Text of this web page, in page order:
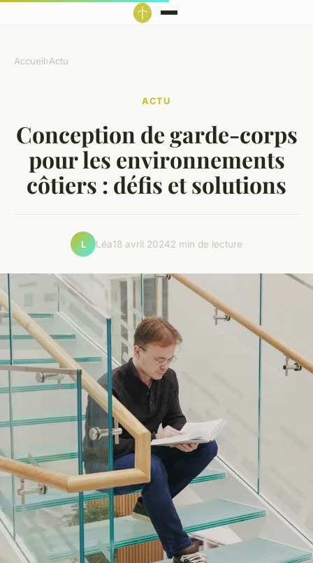
Accueil›Actu
ACTU
Conception de garde-corps
pour les environnements
côtiers : défis et solutions
L Léa18 avril 20242 min de lecture